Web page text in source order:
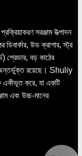
সরঞ্জাম উত্পাদন
উড ক্রাশার, স্ট্র
শ্রেডার, বড় কাঠের
অন্তর্ভুক্ত রয়েছে। Shuliy
একীভূত করে, যা একটি
এবং উচ্চ-মানের